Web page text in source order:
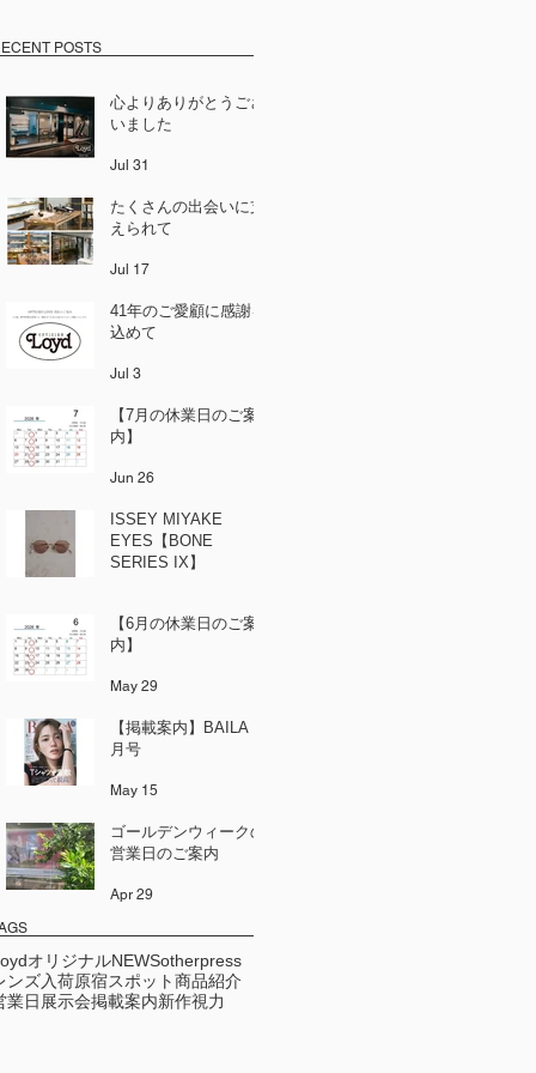
POSTS
心よりありがとうござ
いました
Jul 31
たくさんの出会いに支
えられて
Jul 17
41年のご愛顧に感謝を
込めて
Jul 3
【7月の休業日のご案
内】
Jun 26
ISSEY MIYAKE
EYES【BONE
SERIES IX】
【6月の休業日のご案
内】
May 29
【掲載案内】BAILA 6
月号
May 15
ゴールデンウィークの
営業日のご案内
Apr 29
オリジナルNEWSotherpress
ンズ入荷原宿スポット商品紹介
業日 展示会掲載案内新作視力